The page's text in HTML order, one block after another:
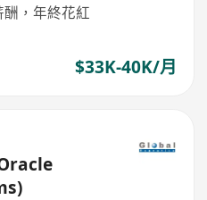
，年終花紅
$33K-40K/月